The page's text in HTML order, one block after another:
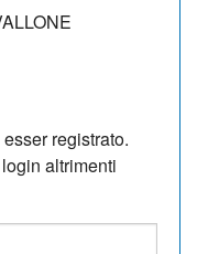
registrato.
altrimenti